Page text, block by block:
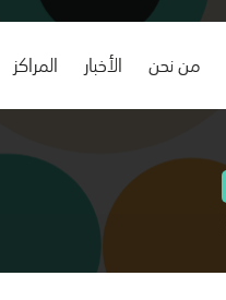
من نحن الأخبار المراكز